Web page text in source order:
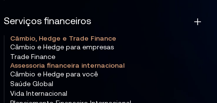
Serviços financeiros
Câmbio, Hedge e Trade Finance
Câmbio e Hedge para empresas
Trade Finance
Assessoria financeira internacional
Câmbio e Hedge para você
Saúde Global
Vida Internacional